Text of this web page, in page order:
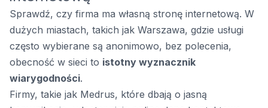
Sprawdź, czy firma ma własną stronę internetową. W
dużych miastach, takich jak Warszawa, gdzie usługi
często wybierane są anonimowo, bez polecenia,
obecność w sieci to istotny wyznacznik
wiarygodności.
Firmy, takie jak Medrus, które dbają o jasną